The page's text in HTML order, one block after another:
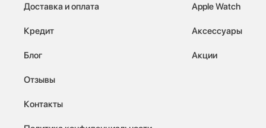
Доставка и оплата
Кредит
Блог
Отзывы
Контакты
Apple Watch
Аксессуары
Акции